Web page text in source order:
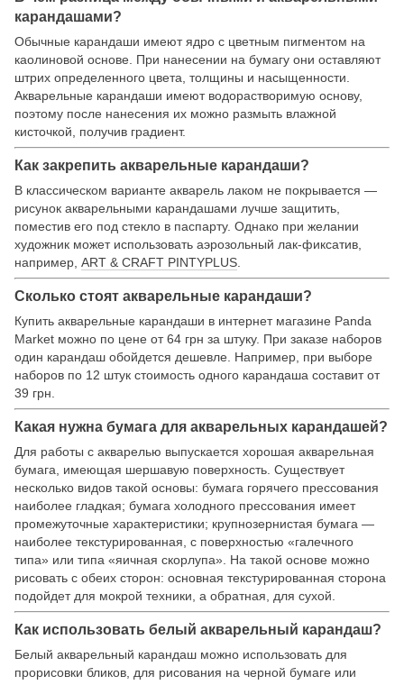
карандашами?
Обычные карандаши имеют ядро с цветным пигментом на
каолиновой основе. При нанесении на бумагу они оставляют
штрих определенного цвета, толщины и насыщенности.
Акварельные карандаши имеют водорастворимую основу,
поэтому после нанесения их можно размыть влажной
кисточкой, получив градиент.
Как закрепить акварельные карандаши?
В классическом варианте акварель лаком не покрывается —
рисунок акварельными карандашами лучше защитить,
поместив его под стекло в паспарту. Однако при желании
художник может использовать аэрозольный лак-фиксатив,
например, ART & CRAFT PINTYPLUS
Сколько стоят акварельные карандаши?
Купить акварельные карандаши в интернет магазине Panda
Market можно по цене от 64 грн за штуку. При заказе наборов
один карандаш обойдется дешевле. Например, при выборе
наборов по 12 штук стоимость одного карандаша составит от
39 грн.
Какая нужна бумага для акварельных карандашей?
Для работы с акварелью выпускается хорошая акварельная
бумага, имеющая шершавую поверхность. Существует
несколько видов такой основы: бумага горячего прессования
наиболее гладкая; бумага холодного прессования имеет
промежуточные характеристики; крупнозернистая бумага —
наиболее текстурированная, с поверхностью «галечного
типа» или типа «яичная скорлупа». На такой основе можно
рисовать с обеих сторон: основная текстурированная сторона
подойдет для мокрой техники, а обратная, для сухой.
Как использовать белый акварельный карандаш?
Белый акварельный карандаш можно использовать для
прорисовки бликов, для рисования на черной бумаге или